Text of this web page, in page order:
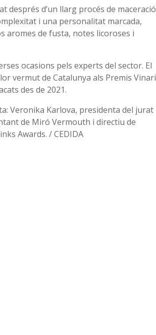
després d’un llarg procés de maceració
i una personalitat marcada,
aromes de fusta, notes licoroses i
ocasions pels experts del sector. El
vermut de Catalunya als Premis Vinari
des de 2021.
Veronika Karlova, presidenta del jurat
de Miró Vermouth i directiu de
Awards. / CEDIDA